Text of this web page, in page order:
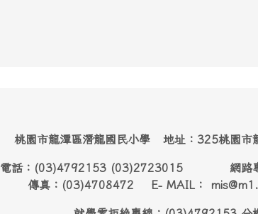
桃園市龍潭區潛龍國民小學 地址：325桃園市
電話：(03)4792153 (03)2723015 網路專
傳真：(03)4708472 E- MAIL：